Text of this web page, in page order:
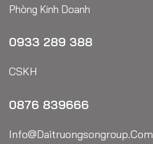
Phòng Kinh Doanh
0933 289 388
CSKH
0876 839666
Info@daitruongsongroup.com